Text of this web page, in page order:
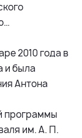
2010 года в
и была
Антона
программы
им. А. П.